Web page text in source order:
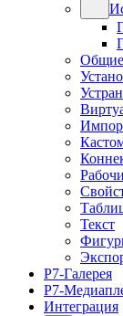
Общие
Текст
Р7-Галерея
Р7-
Интеграция